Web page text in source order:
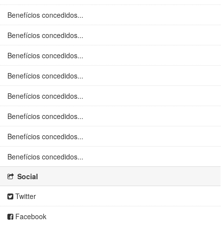
Benefícios concedidos...
Benefícios concedidos...
Benefícios concedidos...
Benefícios concedidos...
Benefícios concedidos...
Benefícios concedidos...
Benefícios concedidos...
Benefícios concedidos...
Social
Twitter
Facebook